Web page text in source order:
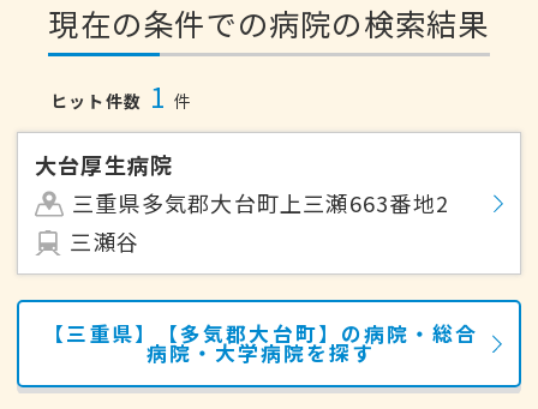
現在の条件での病院の検索結果
ヒット件数 1 件
大台厚生病院
三重県多気郡大台町上三瀬663番地2
三瀬谷
【三重県】【多気郡大台町】の病院・総合
病院・大学病院を探す